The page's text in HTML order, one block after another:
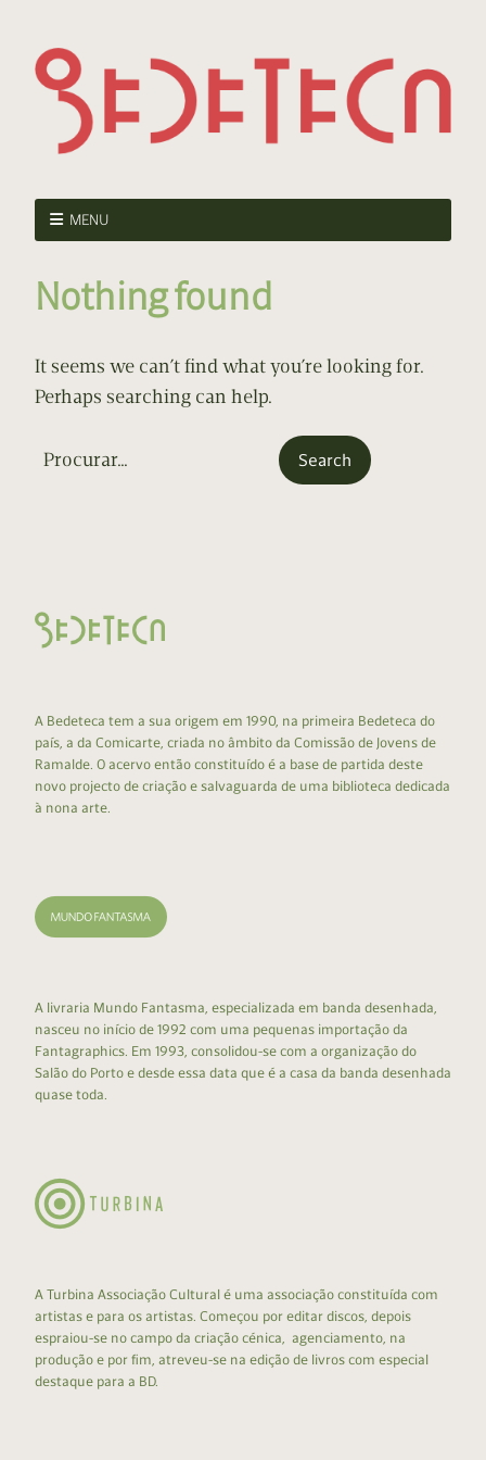
MENU
Nothing found
It seems we can’t find what you’re looking for.
Perhaps searching can help.
A Bedeteca tem a sua origem em 1990, na primeira Bedeteca do
país, a da Comicarte, criada no âmbito da Comissão de Jovens de
Ramalde. O acervo então constituído é a base de partida deste
novo projecto de criação e salvaguarda de uma biblioteca dedicada
à nona arte.
A livraria Mundo Fantasma, especializada em banda desenhada,
nasceu no início de 1992 com uma pequenas importação da
Fantagraphics. Em 1993, consolidou-se com a organização do
Salão do Porto e desde essa data que é a casa da banda desenhada
quase toda.
A Turbina Associação Cultural é uma associação constituída com
artistas e para os artistas. Começou por editar discos, depois
espraiou-se no campo da criação cénica, agenciamento, na
produção e por fim, atreveu-se na edição de livros com especial
destaque para a BD.